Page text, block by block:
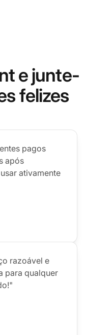
e junte-
felizes
pagos
após
ativamente
razoável e
para qualquer